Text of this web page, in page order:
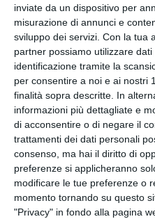
inviate da un dispositivo per
misurazione di annunci e
sviluppo dei servizi. Con la tua
partner possiamo utilizzare
identificazione tramite la
per consentire a noi e ai nostri
finalità sopra descritte. In
informazioni più dettagliate e
di acconsentire o di negare il
trattamenti dei dati personali
consenso, ma hai il diritto di
preferenze si applicheranno
modificare le tue preferenze o
momento tornando su questo
"Privacy" in fondo alla pagina
INVIA
via
Facebook,